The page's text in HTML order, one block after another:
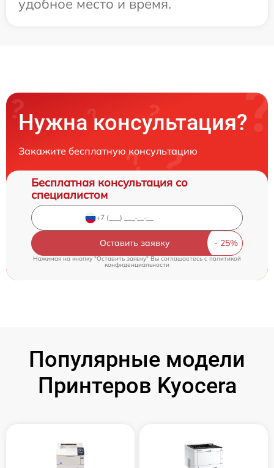
удобное место и время.
Нужна консультация?
Закажите бесплатную консультацию
Бесплатная консультация со
специалистом
Оставить заявку
Нажимая на кнопку "Оставить заявку" Вы соглашаетесь cполитикой
конфиденциальности
Популярные модели
Принтеров Kyocera